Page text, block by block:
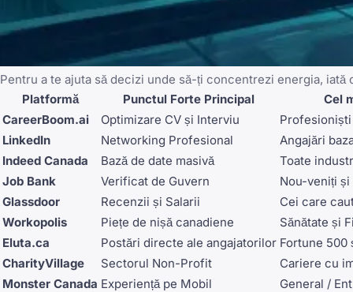
Pentru a te ajuta să decizi unde să-ți concentrezi energia,
Platformă
Punctul Forte Principal
Cel
CareerBoom.ai
Optimizare CV și Interviu
LinkedIn
Networking Profesional
Angajări
Indeed Canada
Bază de date masivă
Toate
Job Bank
Verificat de Guvern
Nou-veniți
Glassdoor
Recenzii și Salarii
Cei care
Workopolis
Piețe de nișă canadiene
Sănătate și
Eluta.ca
Postări directe ale angajatorilor Fortune 500
CharityVillage
Sectorul Non-Profit
Cariere cu
Monster Canada Experiență pe Mobil
General /